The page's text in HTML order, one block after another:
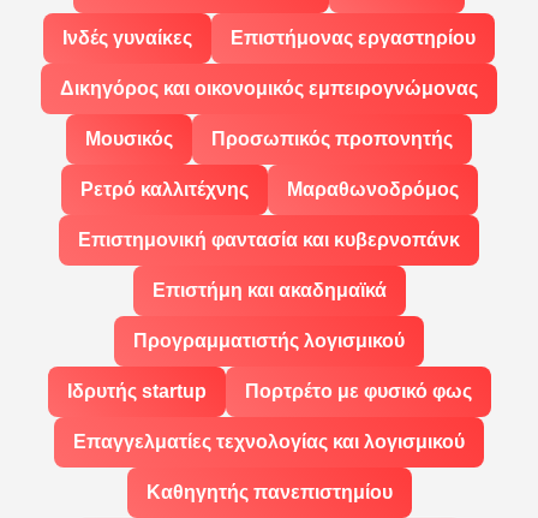
Ινδές γυναίκες Επιστήμονας εργαστηρίου
Δικηγόρος και οικονομικός εμπειρογνώμονας
Μουσικός Προσωπικός προπονητής
Ρετρό καλλιτέχνης Μαραθωνοδρόμος
Επιστημονική φαντασία και κυβερνοπάνκ
Επιστήμη και ακαδημαϊκά
Προγραμματιστής λογισμικού
Ιδρυτής startup Πορτρέτο με φυσικό φως
Επαγγελματίες τεχνολογίας και λογισμικού
Καθηγητής πανεπιστημίου